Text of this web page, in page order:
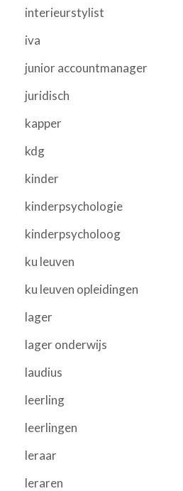
interieurstylist
iva
junior accountmanager
juridisch
kapper
kdg
kinder
kinderpsychologie
kinderpsycholoog
ku leuven
ku leuven opleidingen
lager
lager onderwijs
laudius
leerling
leerlingen
leraar
leraren